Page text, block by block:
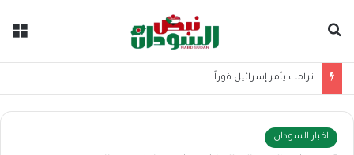
ترامب يأمر إسرائيل فوراً
اخبار السودان